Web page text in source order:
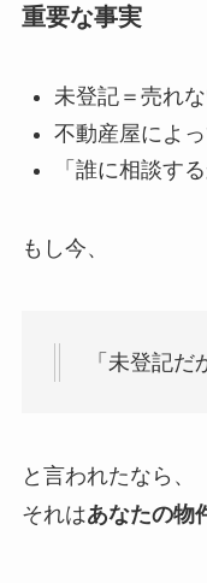
重要な事実
未登記＝売れ
不動産屋によ
「誰に相談す
もし今、
「未登記だ
と言われたなら、
それはあなたの物